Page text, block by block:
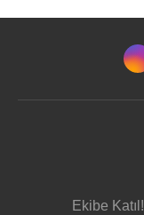
Ekibe Katıl!